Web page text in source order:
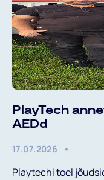
PlayTech
AEDd
17.07.2026
Playtechi toel